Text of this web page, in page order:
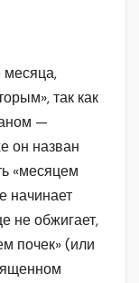
месяца,
так как
—
он назван
«месяцем
начинает
не обжигает,
почек» (или